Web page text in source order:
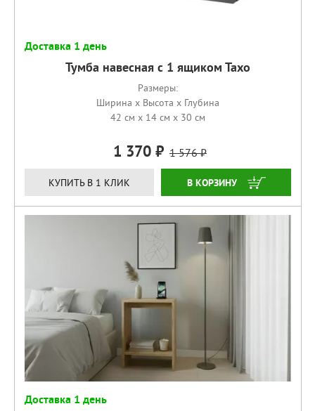
Доставка 1 день
Тумба навесная с 1 ящиком Тахо
Размеры:
Ширина x Высота x Глубина
42 см x 14 см x 30 см
1 370 1 576
КУПИТЬ В 1 КЛИК КУПИТЬ
Доставка 1 день